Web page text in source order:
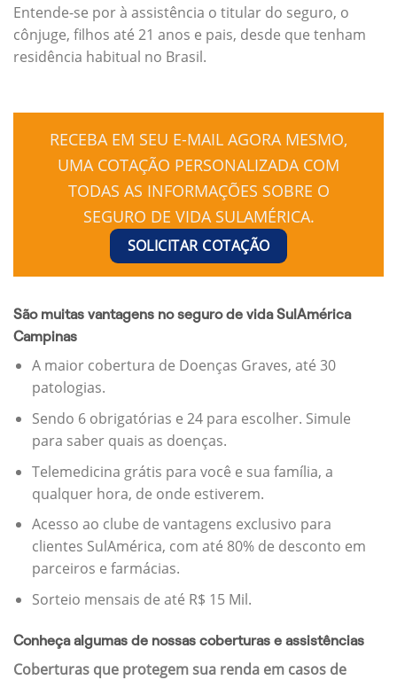
Entende-se por à assistência o titular do seguro, o
cônjuge, filhos até 21 anos e pais, desde que tenham
residência habitual no Brasil.
RECEBA EM SEU E-MAIL AGORA MESMO,
UMA COTAÇÃO PERSONALIZADA COM
TODAS AS INFORMAÇÕES SOBRE O
SEGURO DE VIDA SULAMÉRICA.
SOLICITAR COTAÇÃO
São muitas vantagens no seguro de vida SulAmérica
Campinas
A maior cobertura de Doenças Graves, até 30
patologias.
Sendo 6 obrigatórias e 24 para escolher. Simule
para saber quais as doenças.
Telemedicina grátis para você e sua família, a
qualquer hora, de onde estiverem.
Acesso ao clube de vantagens exclusivo para
clientes SulAmérica, com até 80% de desconto em
parceiros e farmácias.
Sorteio mensais de até R$ 15 Mil.
Conheça algumas de nossas coberturas e assistências
Coberturas que protegem sua renda em casos de